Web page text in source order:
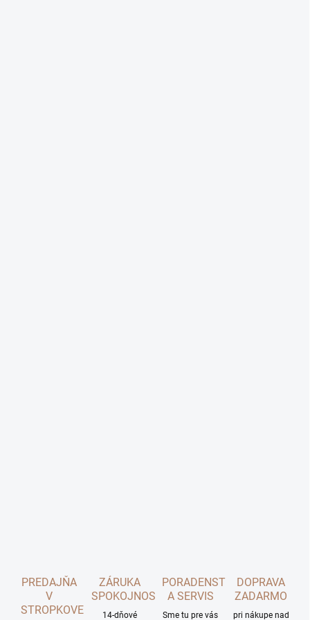
PREDAJŇA
V
STROPKOVE
ZÁRUKA
SPOKOJNOSTI
14-dňové
PORADENSTVO
A SERVIS
Sme tu pre vás
DOPRAVA
ZADARMO
pri nákupe nad